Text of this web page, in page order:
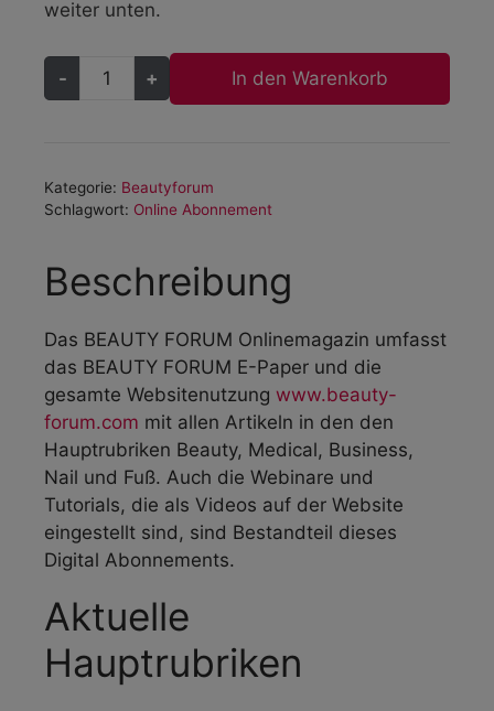
weiter unten.
- + In den Warenkorb
A
l
n
e
:
Kategorie: Beautyforum
Schlagwort: Online Abonnement
Beschreibung
Das BEAUTY FORUM Onlinemagazin umfasst
das BEAUTY FORUM E-Paper und die
gesamte Websitenutzung www.beauty-
forum.com mit allen Artikeln in den den
Hauptrubriken Beauty, Medical, Business,
Nail und Fuß. Auch die Webinare und
Tutorials, die als Videos auf der Website
eingestellt sind, sind Bestandteil dieses
Digital Abonnements.
Aktuelle
Hauptrubriken